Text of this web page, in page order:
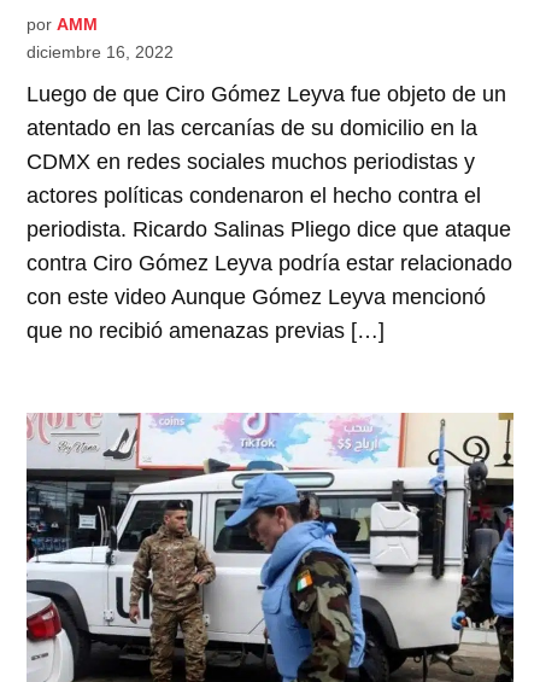
por AMM
diciembre 16, 2022
Luego de que Ciro Gómez Leyva fue objeto de un
atentado en las cercanías de su domicilio en la
CDMX en redes sociales muchos periodistas y
actores políticas condenaron el hecho contra el
periodista. Ricardo Salinas Pliego dice que ataque
contra Ciro Gómez Leyva podría estar relacionado
con este video Aunque Gómez Leyva mencionó
que no recibió amenazas previas […]